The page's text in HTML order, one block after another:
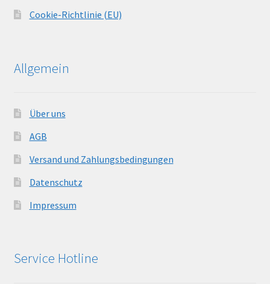
Cookie-Richtlinie (EU)
Allgemein
Über uns
AGB
Versand und Zahlungsbedingungen
Datenschutz
Impressum
Service Hotline